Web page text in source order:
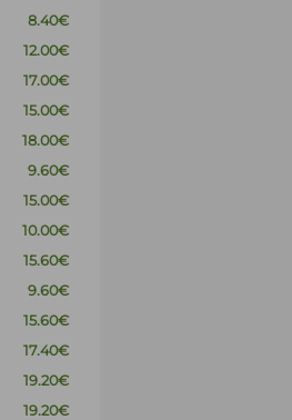
8.40€
12.00€
17.00€
15.00€
18.00€
9.60€
15.00€
10.00€
15.60€
9.60€
15.60€
17.40€
19.20€
19.20€